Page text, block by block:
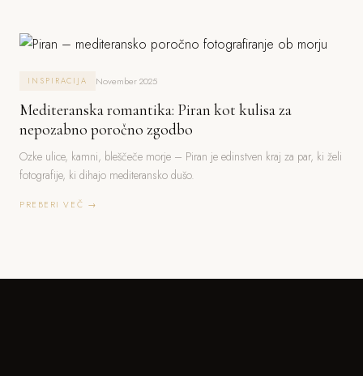
INSPIRACIJA November 2025
Mediteranska romantika: Piran kot kulisa za
nepozabno poročno zgodbo
Ozke ulice, kamni, bleščeče morje – Piran je edinstven kraj za par, ki želi
fotografije, ki dihajo mediteransko dušo.
PREBERI VEČ →